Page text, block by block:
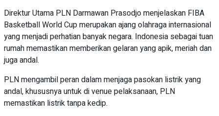
Direktur Utama PLN Darmawan Prasodjo menjelaskan FIBA
Basketball World Cup merupakan ajang olahraga internasional
yang menjadi perhatian banyak negara. Indonesia sebagai tuan
rumah memastikan memberikan gelaran yang apik, meriah dan
juga andal.
PLN mengambil peran dalam menjaga pasokan listrik yang
andal, khususnya untuk di venue pelaksanaan, PLN
memastikan listrik tanpa kedip.